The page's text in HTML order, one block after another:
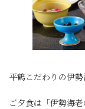
平鶴こだわりの伊勢
ご夕食は「伊勢海